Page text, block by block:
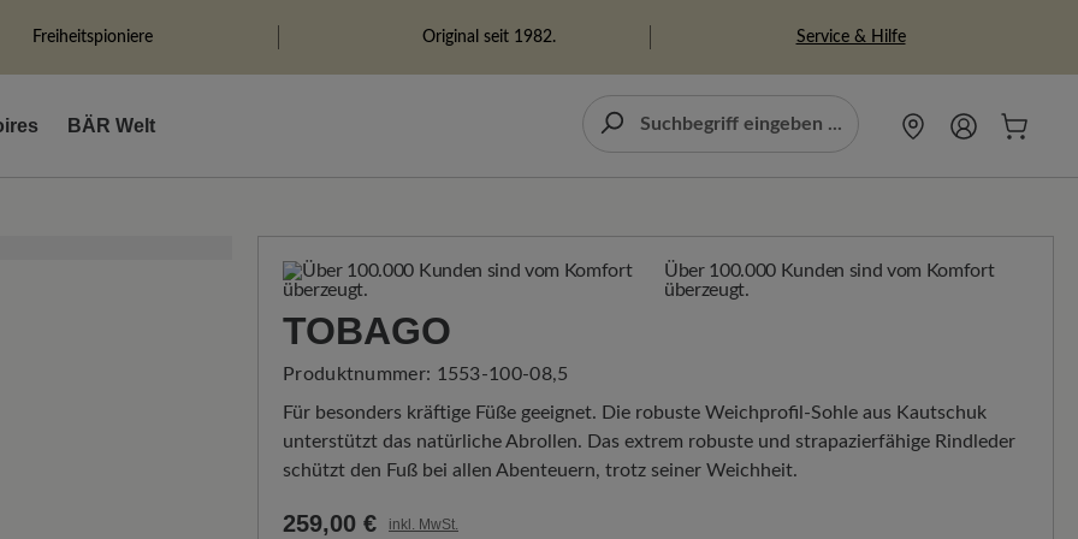
Freiheitspioniere Original seit 1982. Service & Hilfe
BÄR Welt
Über 100.000 Kunden sind vom Komfort
überzeugt.
TOBAGO
Produktnummer: 1553-100-08,5
Für besonders kräftige Füße geeignet. Die robuste Weichprofil-Sohle aus Kautschuk
unterstützt das natürliche Abrollen. Das extrem robuste und strapazierfähige Rindleder
schützt den Fuß bei allen Abenteuern, trotz seiner Weichheit.
259,00 € inkl. MwSt.